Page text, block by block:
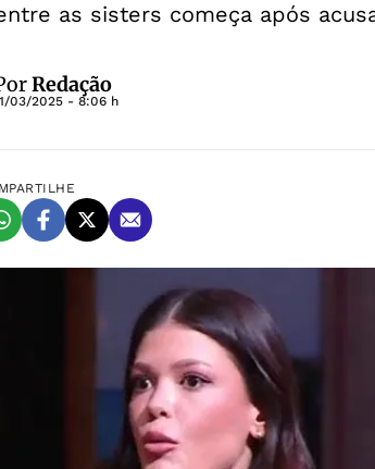
as sisters começa após
Redação
03/2025 - 8:06 h